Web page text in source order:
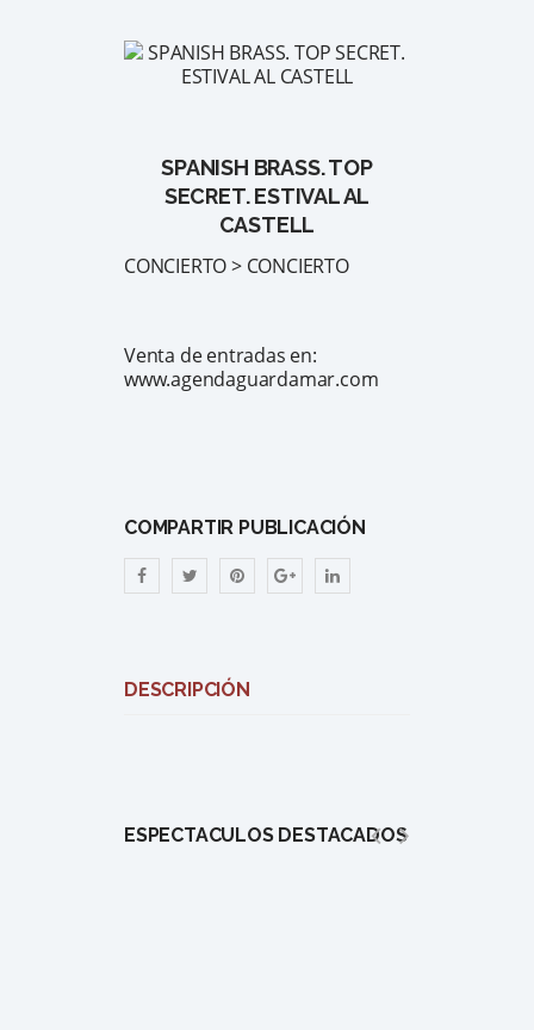
SPANISH BRASS. TOP
SECRET. ESTIVAL AL
CASTELL
CONCIERTO > CONCIERTO
Venta de entradas en:
www.agendaguardamar.com
COMPARTIR PUBLICACIÓN
DESCRIPCIÓN
ESPECTÁCULOS DESTACADOS